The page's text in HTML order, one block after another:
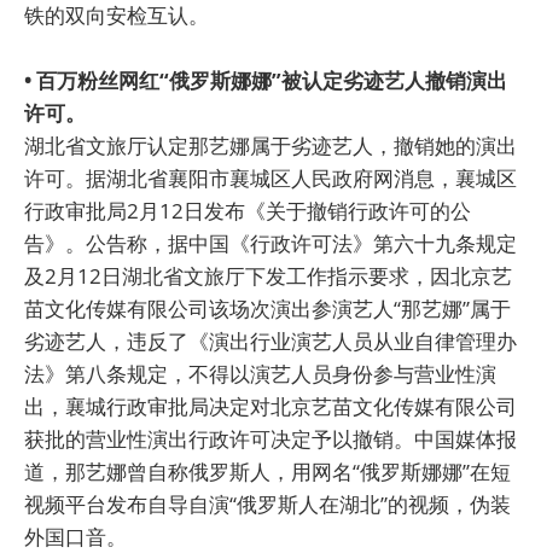
铁的双向安检互认。
• 百万粉丝网红“俄罗斯娜娜”被认定劣迹艺人撤销演出
许可。
湖北省文旅厅认定那艺娜属于劣迹艺人，撤销她的演出
许可。据湖北省襄阳市襄城区人民政府网消息，襄城区
行政审批局2月12日发布《关于撤销行政许可的公
告》。公告称，据中国《行政许可法》第六十九条规定
及2月12日湖北省文旅厅下发工作指示要求，因北京艺
苗文化传媒有限公司该场次演出参演艺人“那艺娜”属于
劣迹艺人，违反了《演出行业演艺人员从业自律管理办
法》第八条规定，不得以演艺人员身份参与营业性演
出，襄城行政审批局决定对北京艺苗文化传媒有限公司
获批的营业性演出行政许可决定予以撤销。中国媒体报
道，那艺娜曾自称俄罗斯人，用网名“俄罗斯娜娜”在短
视频平台发布自导自演“俄罗斯人在湖北”的视频，伪装
外国口音。